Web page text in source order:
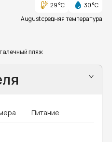
29 °C
30 °C
August средняя температура
пляж
Питание